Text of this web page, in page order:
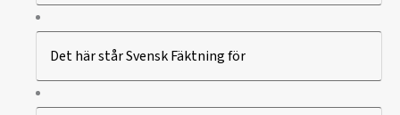
Det här står Svensk Fäktning för